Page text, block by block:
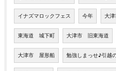
イナズマロックフェス 今年 大
東海道 城下町 大津市 旧東海道
大津市 屋形船 勉強しまっせ♪引越